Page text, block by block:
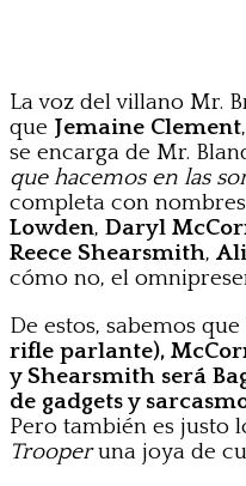
La voz del villano Mr.
que Jemaine Clement
se encarga de Mr.
que hacemos en las
completa con
Lowden, Daryl
Reece Shearsmith,
cómo no, el
De estos, sabemos que
rifle parlante),
y Shearsmith será
de gadgets y
Pero también es justo
Trooperuna joya de